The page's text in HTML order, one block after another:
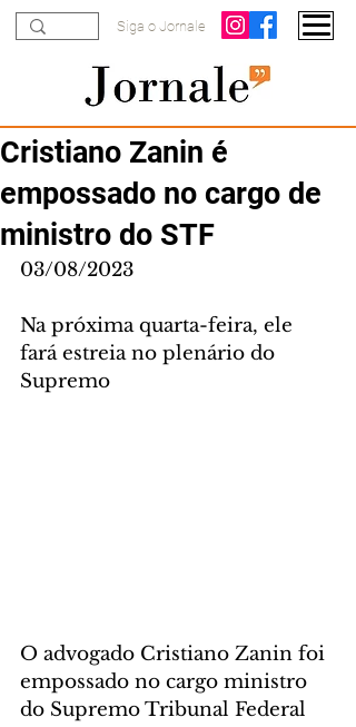
Siga o Jornale
Cristiano Zanin é
empossado no cargo de
ministro do STF
03/08/2023
Na próxima quarta-feira, ele
fará estreia no plenário do
Supremo
O advogado Cristiano Zanin foi
empossado no cargo ministro
do Supremo Tribunal Federal